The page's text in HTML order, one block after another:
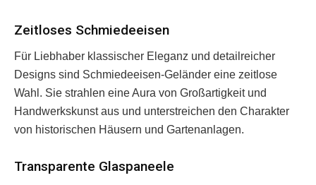
Zeitloses Schmiedeeisen
Für Liebhaber klassischer Eleganz und detailreicher
Designs sind Schmiedeeisen-Geländer eine zeitlose
Wahl. Sie strahlen eine Aura von Großartigkeit und
Handwerkskunst aus und unterstreichen den Charakter
von historischen Häusern und Gartenanlagen.
Transparente Glaspaneele